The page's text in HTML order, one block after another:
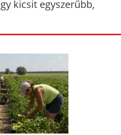
kicsit egyszerűbb,